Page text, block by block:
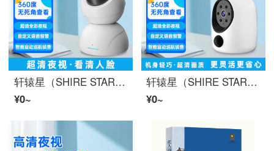
轩辕星（SHIRE STAR） ワイヤレス監視防犯カメラ 家用インテリジェントインターネットモニタービデオカメラ 360パノラマwifiスマホリモートで T13雲台WIFI版 无内存
¥0~
轩辕星（SHIRE STAR） HD監視防犯カメラワイヤレスインテリジェント防犯カメラwifiスマホリモートで对讲360°パノラマ家用監視 L30低功耗WIFI版（有电有网推荐） 无内存
¥0~